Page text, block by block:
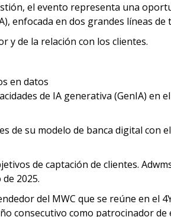
el evento representa una
enfocada en dos grandes líneas de
y de la relación con los clientes.
en datos
de IA generativa (GenIA) en el
de su modelo de banca digital con
de captación de clientes.
2025.
del MWC que se reúne en el
consecutivo como patrocinador de